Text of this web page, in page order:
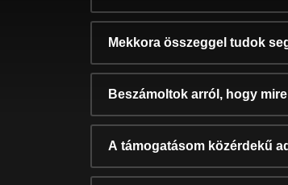
Mekkora összeggel tudok
Beszámoltok arról, hogy
A támogatásom közérdekű